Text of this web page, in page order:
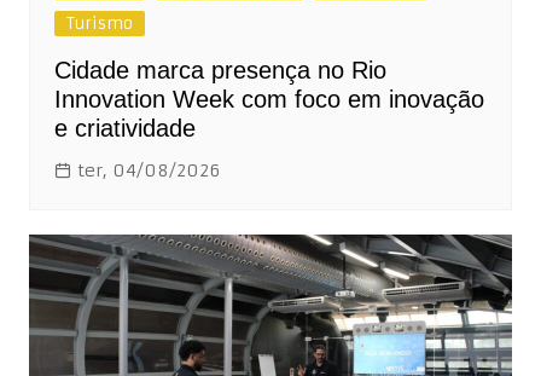
Turismo
Cidade marca presença no Rio
Innovation Week com foco em inovação
e criatividade
ter, 04/08/2026